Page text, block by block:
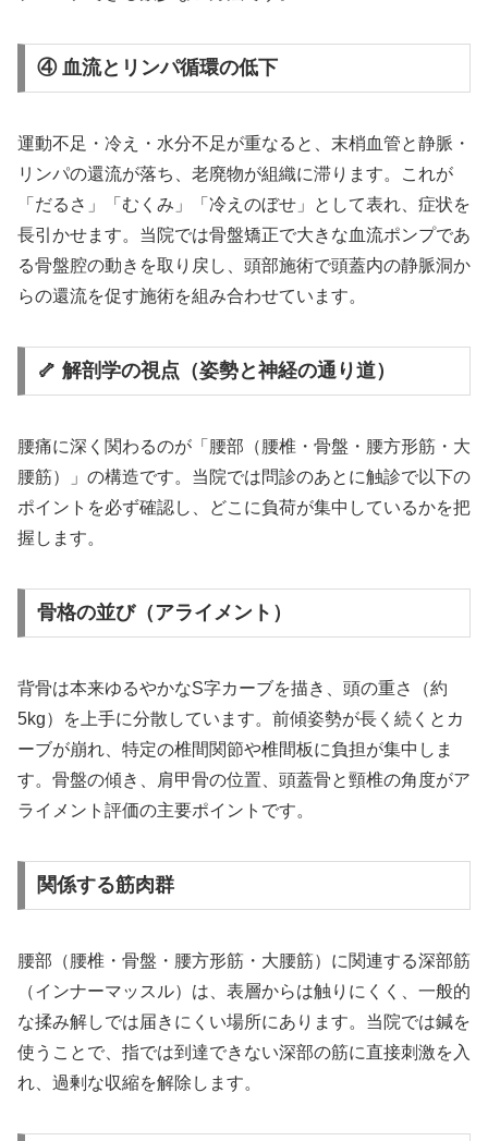
④ 血流とリンパ循環の低下
運動不足・冷え・水分不足が重なると、末梢血管と静脈・
リンパの還流が落ち、老廃物が組織に滞ります。これが
「だるさ」「むくみ」「冷えのぼせ」として表れ、症状を
長引かせます。当院では骨盤矯正で大きな血流ポンプであ
る骨盤腔の動きを取り戻し、頭部施術で頭蓋内の静脈洞か
らの還流を促す施術を組み合わせています。
🦴 解剖学の視点（姿勢と神経の通り道）
腰痛に深く関わるのが「腰部（腰椎・骨盤・腰方形筋・大
腰筋）」の構造です。当院では問診のあとに触診で以下の
ポイントを必ず確認し、どこに負荷が集中しているかを把
握します。
骨格の並び（アライメント）
背骨は本来ゆるやかなS字カーブを描き、頭の重さ（約
5kg）を上手に分散しています。前傾姿勢が長く続くとカ
ーブが崩れ、特定の椎間関節や椎間板に負担が集中しま
す。骨盤の傾き、肩甲骨の位置、頭蓋骨と頸椎の角度がア
ライメント評価の主要ポイントです。
関係する筋肉群
腰部（腰椎・骨盤・腰方形筋・大腰筋）に関連する深部筋
（インナーマッスル）は、表層からは触りにくく、一般的
な揉み解しでは届きにくい場所にあります。当院では鍼を
使うことで、指では到達できない深部の筋に直接刺激を入
れ、過剰な収縮を解除します。